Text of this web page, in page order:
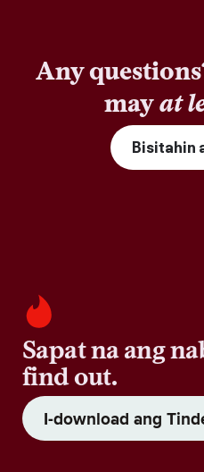
Any
mayat
Bisitahin
Sapat na ang
find out.
I-download ang